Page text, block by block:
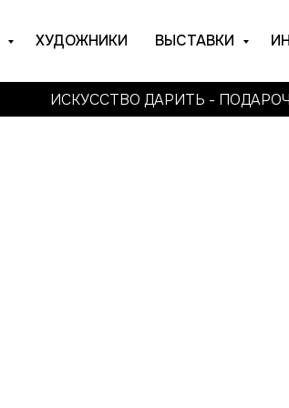
ХУДОЖНИКИ ВЫСТАВКИ
ИСКУССТВО ДАРИТЬ -